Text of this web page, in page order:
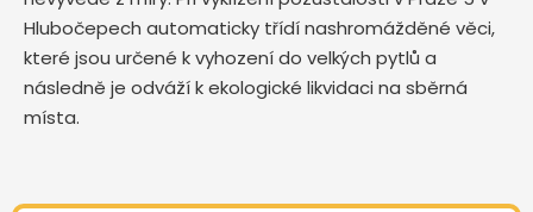
Hlubočepech automaticky třídí nashromážděné věci,
které jsou určené k vyhození do velkých pytlů a
následně je odváží k ekologické likvidaci na sběrná
místa.